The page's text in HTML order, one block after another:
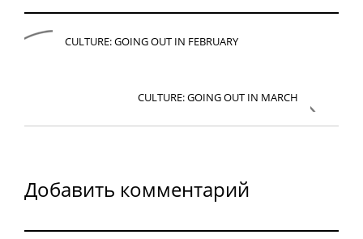
CULTURE: GOING OUT IN FEBRUARY
CULTURE: GOING OUT IN MARCH
Добавить комментарий